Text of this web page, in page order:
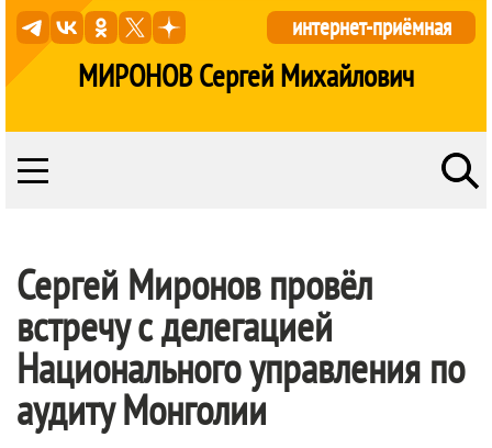
МИРОНОВ Сергей Михайлович
интернет-приёмная
Сергей Миронов провёл
встречу с делегацией
Национального управления по
аудиту Монголии